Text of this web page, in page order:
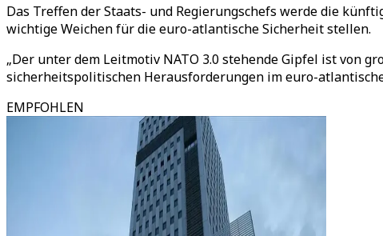
Das Treffen der Staats- und Regierungschefs werde die
wichtige Weichen für die euro-atlantische Sicherheit stellen.
„Der unter dem Leitmotiv NATO 3.0 stehende Gipfel ist von
sicherheitspolitischen Herausforderungen im euro-
EMPFOHLEN